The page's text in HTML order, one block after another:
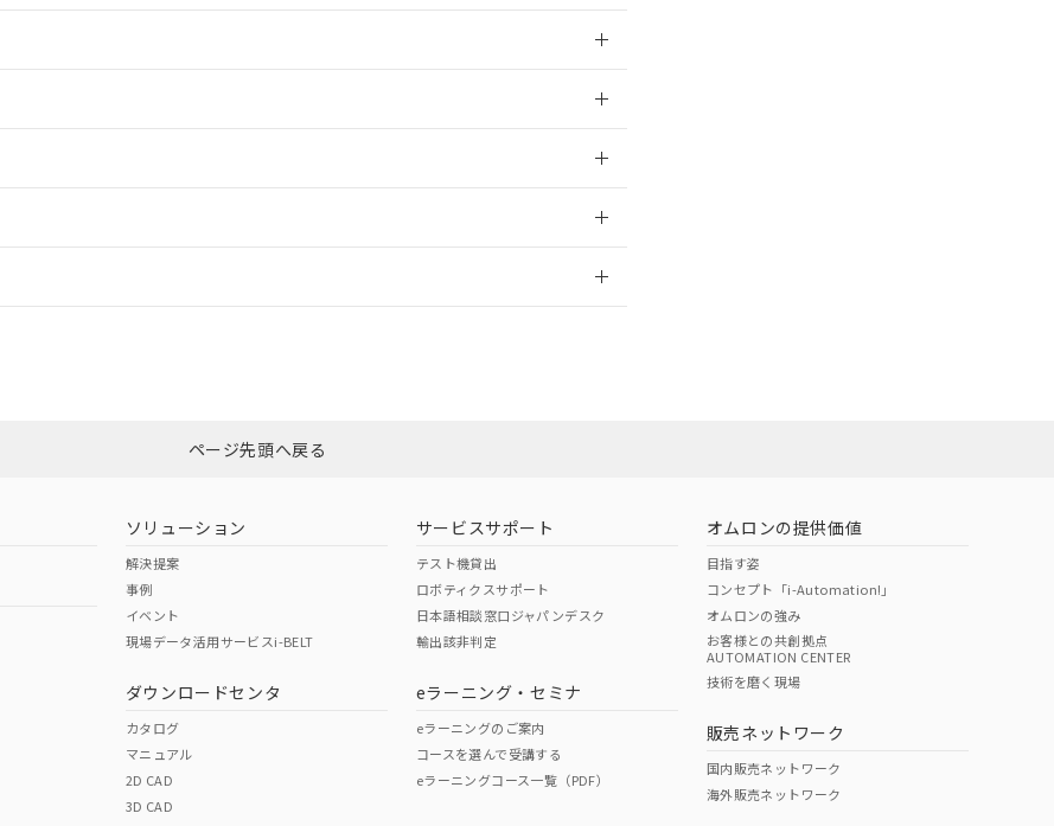
ダウンロードはこちら
O O
（日本
（アメリカ
この製品の規格認証/適合状況ページへ
その他の認証はこちらのページからご検索ください
ページ先頭へ戻る
ソリューション
解決提案
事例
イベント
現場データ活用サービスi-BELT
ダウンロードセンタ
カタログ
マニュアル
2D CAD
3D CAD
サービスサポート
テスト機貸出
ロボティクスサポート
日本語相談窓口ジャパンデスク
輸出該非判定
eラーニング・セミナ
eラーニングのご案内
コースを選んで受講する
eラーニングコース一覧（PDF）
オムロンの提供価値
目指す姿
コンセプト「i-Automation!」
オムロンの強み
お客様との共創拠点
AUTOMATION CENTER
技術を磨く現場
販売ネットワーク
国内販売ネットワーク
海外販売ネットワーク